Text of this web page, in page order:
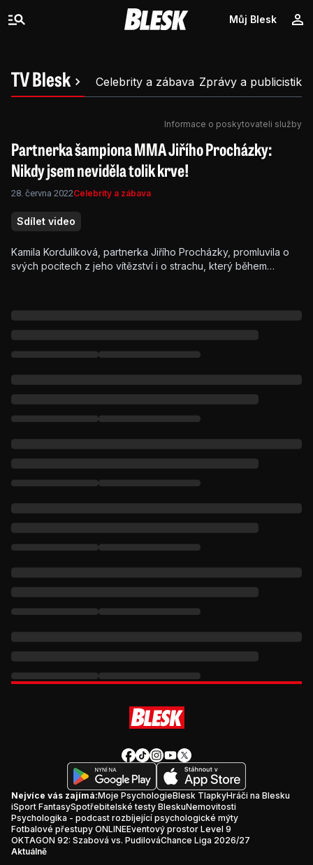
Můj Blesk
TV Blesk Celebrity a zábava Zprávy a publicistika
Informace o poskytovateli služby
Partnerka šampiona MMA Jiřího Procházky:
Nikdy jsem neviděla tolik krve!
28. června 2022Celebrity a zábava
Sdílet video
Kamila Kordulíková, partnerka Jiřího Procházky, promluvila o
svých pocitech z jeho vítězství i o strachu, který během
Nejvíce vás zajímá:Moje PsychologieBlesk TlapkyHráči na Blesku
iSport FantasySpotřebitelské testy BleskuNemovitosti
Psychologika - podcast rozbíjející psychologické mýty
Fotbalové přestupy ONLINEEventový prostor Level 9
OKTAGON 92: Szabová vs. PudilováChance Liga 2026/27
Aktuálně